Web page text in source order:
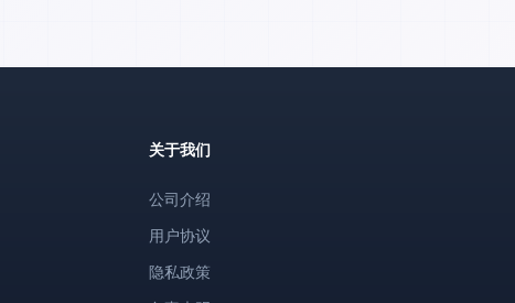
关于我们
公司介绍
用户协议
隐私政策